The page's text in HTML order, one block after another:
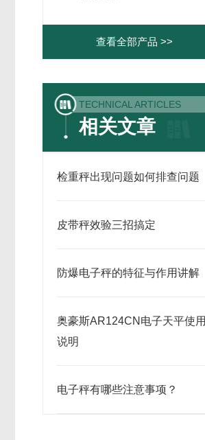
查看全部产品 >>
TECHNICAL ARTICLES
相关文章
检重秤出现问题如何排查问题
皮带秤效验三招搞定
防爆电子秤的特征与作用讲解
奥豪斯AR124CN电子天平使用
说明
电子秤有哪些注意事项？